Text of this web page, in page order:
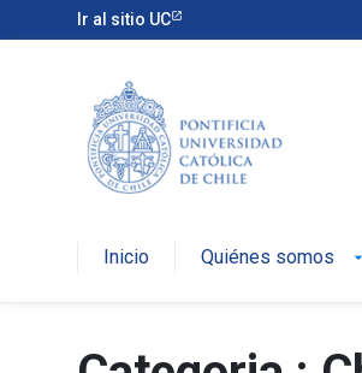
Ir al sitio UC
Inicio Quiénes somos arrow_drop_down